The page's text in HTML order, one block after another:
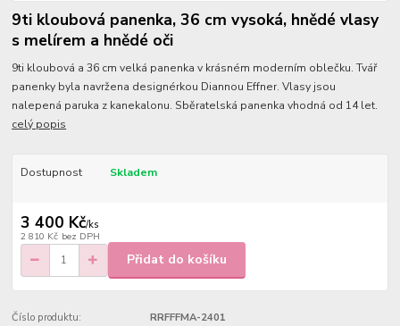
9ti kloubová panenka, 36 cm vysoká, hnědé vlasy
s melírem a hnědé oči
9ti kloubová a 36 cm velká panenka v krásném moderním oblečku. Tvář
panenky byla navržena designérkou Diannou Effner. Vlasy jsou
nalepená paruka z kanekalonu. Sběratelská panenka vhodná od 14 let.
celý popis
Dostupnost Skladem
3 400 Kč/ks
2 810 Kč bez DPH
Přidat do košíku
Číslo produktu: RRFFFMA-2401